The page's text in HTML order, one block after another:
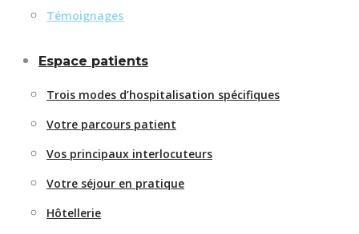
Témoignages
Espace patients
Trois modes d’hospitalisation spécifiques
Votre parcours patient
Vos principaux interlocuteurs
Votre séjour en pratique
Hôtellerie